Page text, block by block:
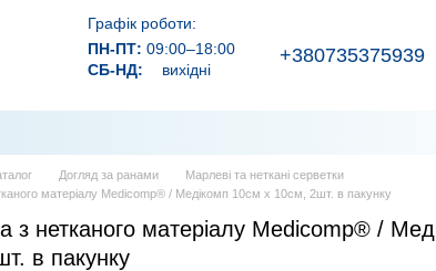
Графік роботи:
ПН-ПТ: 09:00–18:00
СБ-НД:
вихідні
+380735375939
Догляд за ранами
Марлеві та неткані серветки
матеріалу Medicomp® / Медікомп 10см х 10см, 2шт. в пакунку
з нетканого матеріалу Medicomp® /
в пакунку